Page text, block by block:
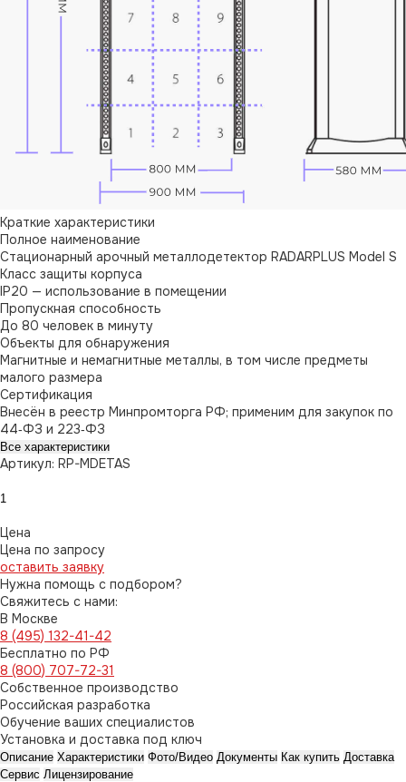
Краткие характеристики
Полное наименование
Стационарный арочный металлодетектор RADARPLUS Model S
Класс защиты корпуса
IP20 — использование в помещении
Пропускная способность
До 80 человек в минуту
Объекты для обнаружения
Магнитные и немагнитные металлы, в том числе предметы
малого размера
Сертификация
Внесён в реестр Минпромторга РФ; применим для закупок по
44‑ФЗ и 223‑ФЗ
Все характеристики
Артикул: RP-MDETAS
Цена
Цена по запросу
оставить заявку
Нужна помощь с подбором?
Свяжитесь с нами:
В Москве
8 (495) 132-41-42
Бесплатно по РФ
8 (800) 707-72-31
Собственное производство
Российская разработка
Обучение ваших специалистов
Установка и доставка под ключ
Описание Характеристики Фото/Видео Документы Как купить Доставка
Сервис Лицензирование